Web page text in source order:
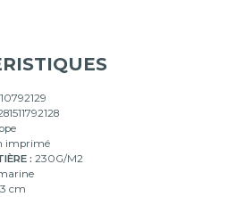
imprimé
: 230G/M2
cm